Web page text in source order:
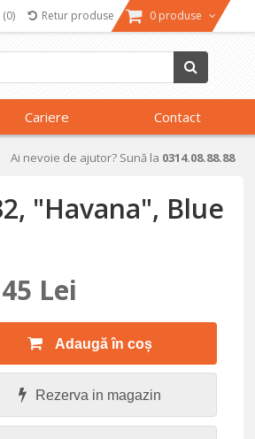
(0) Retur produse 0 produse
Cariere Contact
Ai nevoie de ajutor? Sună la 0314.08.88.88
"Havana", Blue
45 Lei
Adaugă în coș
Rezerva in magazin